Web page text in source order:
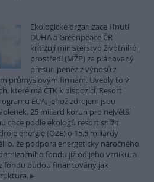
Ekologické organizace Hnutí
DUHA a Greenpeace ČR
kritizují ministerstvo životního
prostředí (MŽP) za plánovaný
přesun peněz z výnosů z
průmyslovým firmám. Uvedly to v
které má ČTK k dispozici. Resort
EUA, jehož zdrojem jsou
25 miliard korun pro největší
chce podle ekologů resort snížit
energie (OZE) o 15,5 miliardy
že podpora energeticky náročného
fondu již od jeho vzniku, a
fondu budou financovány jak